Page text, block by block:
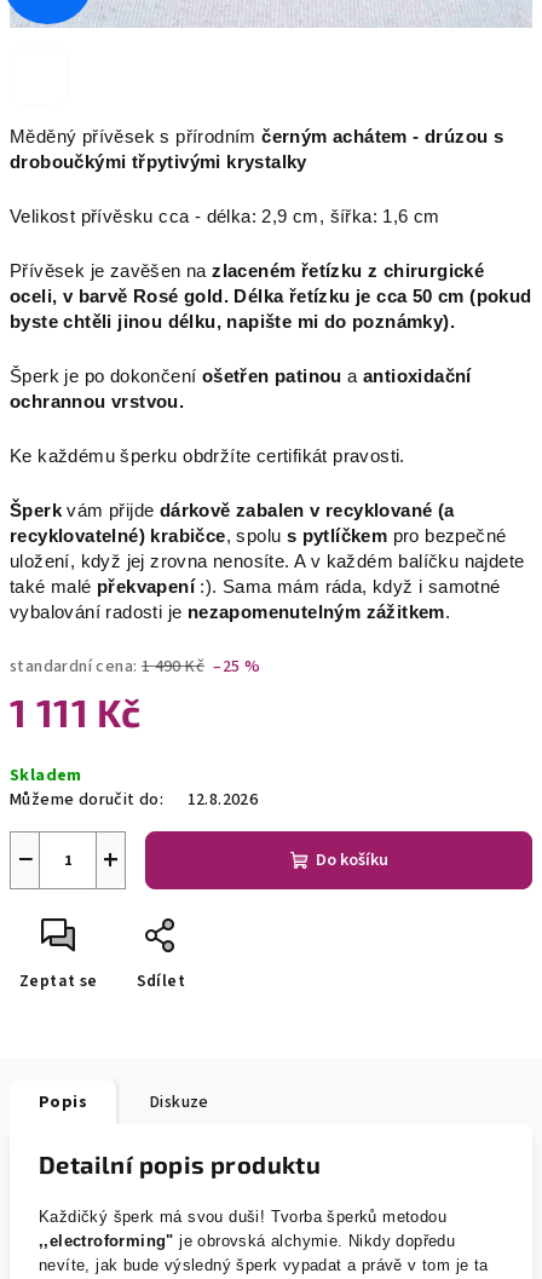
Měděný přívěsek s přírodnímčerným achátem - drúzou s
droboučkými třpytivými krystalky
Velikost přívěsku cca - délka: 2,9 cm, šířka: 1,6 cm
Přívěsek je zavěšen na zlaceném řetízku z chirurgické
oceli, v barvě Rosé gold. Délka řetízku je cca 50 cm (pokud
byste chtěli jinou délku, napište mi do poznámky).
Šperk je po dokončení ošetřen patinou aantioxidační
ochrannou vrstvou.
Ke každému šperku obdržíte certifikát pravosti.
Šperk vám přijde dárkově zabalen v recyklované (a
recyklovatelné) krabičce, spolu s pytlíčkem pro bezpečné
uložení, když jej zrovna nenosíte. A v každém balíčku najdete
také malé překvapení :). Sama mám ráda, když i samotné
vybalování radosti je nezapomenutelným zážitkem.
standardní cena: 1 490 Kč –25 %
1 111 Kč
cena:
Skladem
Můžeme doručit do:
12.8.2026
+
− Do košíku
Zeptat se Sdílet
Popis Diskuze
Detailní popis produktu
Každičký šperk má svou duši! Tvorba šperků metodou
,,electroforming" je obrovská alchymie. Nikdy dopředu
nevíte, jak bude výsledný šperk vypadat a právě v tom je ta